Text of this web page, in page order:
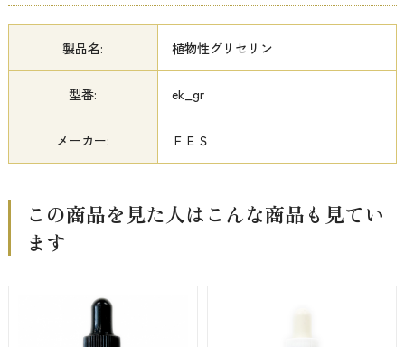
製品名: 植物性グリセリン
型番: ek_gr
メーカー: ＦＥＳ
この商品を見た人はこんな商品も見てい
ます